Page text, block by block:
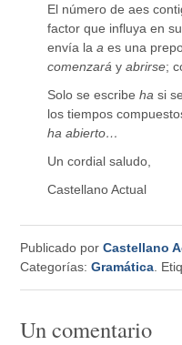
El número de aes
factor que influya en
envía laa es una
comenzará yabrirse;
Solo se escribeha si
los tiempos
ha abierto…
Un cordial saludo,
Castellano Actual
Publicado porCastellano
Categorías:Gramática .
Un comentario